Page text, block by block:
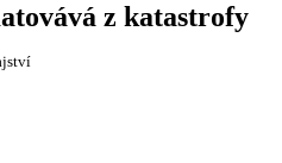
z katastrofy